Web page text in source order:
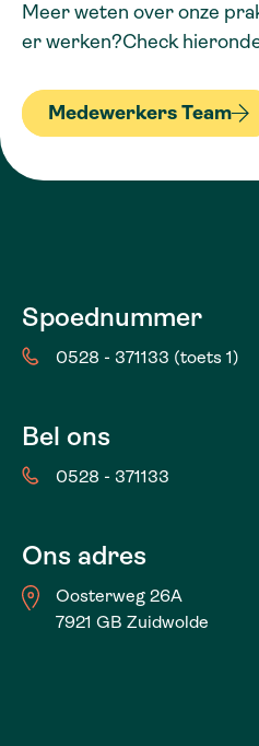
Meer weten over onze
er werken?Check
Medewerkers Team
Spoednummer
0528 - 371133 (toets 1)
Bel ons
0528 - 371133
Ons adres
Oosterweg 26A
7921 GB Zuidwolde